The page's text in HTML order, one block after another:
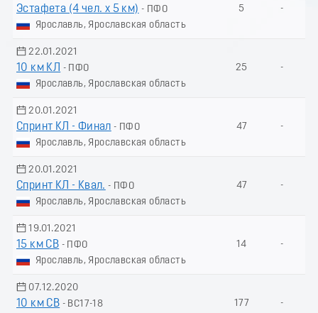
Эстафета (4 чел. х 5 км) - ПФО
Ярославль, Ярославская область
5 -
22.01.2021
10 км КЛ
- ПФО
Ярославль, Ярославская область
25 -
20.01.2021
Спринт КЛ - Финал - ПФО
Ярославль, Ярославская область
47 -
20.01.2021
Спринт КЛ - Квал. - ПФО
Ярославль, Ярославская область
47 -
19.01.2021
15 км СВ - ПФО
Ярославль, Ярославская область
14 -
07.12.2020
10 км СВ - ВС17-18
177 -